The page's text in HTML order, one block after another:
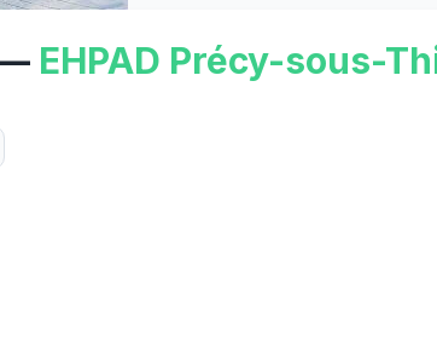
EHPAD Précy-sous-